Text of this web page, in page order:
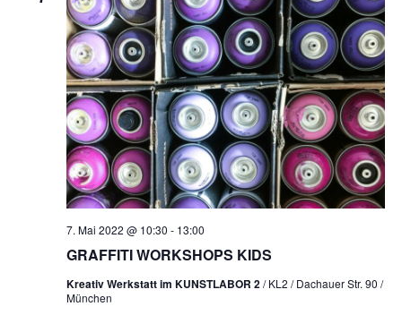
GRAFFITI WORKSHOPS KIDS
7. Mai 2022 @ 10:30 - 13:00
Kreativ Werkstatt im KUNSTLABOR 2/ KL2 / Dachauer Str. 90 /
München